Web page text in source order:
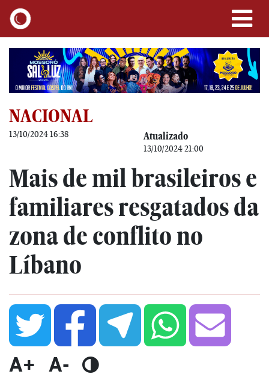
NACIONAL
13/10/2024 16:38 Atualizado
13/10/2024 21:00
Mais de mil brasileiros e
familiares resgatados da
zona de conflito no
Líbano
A+ A-